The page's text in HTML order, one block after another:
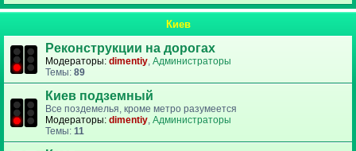
Киев
Реконструкции на дорогах
Модераторы: dimentiy, Администраторы
Темы: 89
Киев подземный
Все поздемелья, кроме метро разумеется
Модераторы: dimentiy, Администраторы
Темы: 11